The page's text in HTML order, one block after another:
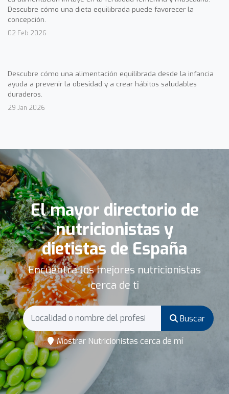
Descubre cómo una dieta equilibrada puede favorecer la
concepción.
02 Feb 2026
Descubre cómo una alimentación equilibrada desde la infancia
ayuda a prevenir la obesidad y a crear hábitos saludables
duraderos.
29 Jan 2026
El mayor directorio de
nutricionistas y
dietistas de España
Encuentra los mejores nutricionistas
cerca de ti
Buscar
Mostrar Nutricionistas cerca de mí